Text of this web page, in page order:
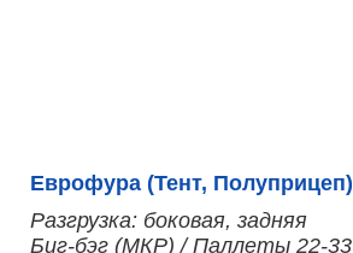
Еврофура (Тент, Полуприцеп)
Разгрузка: боковая, задняя
Биг-бэг (МКР) / Паллеты 22-33